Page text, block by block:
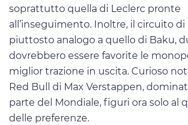
soprattutto quella di Leclerc pronte
all’inseguimento. Inoltre, il circuito di
piuttosto analogo a quello di Baku,
dovrebbero essere favorite le
miglior trazione in uscita. Curioso
Red Bull di Max Verstappen,
parte del Mondiale, figuri ora solo al
delle preferenze.